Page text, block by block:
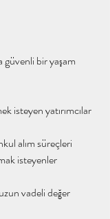
güvenli bir yaşam
isteyen yatırımcılar
alım süreçleri
isteyenler
uzun vadeli değer